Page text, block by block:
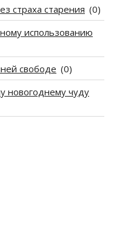
страха старения (0)
использованию
свободе (0)
новогоднему чуду